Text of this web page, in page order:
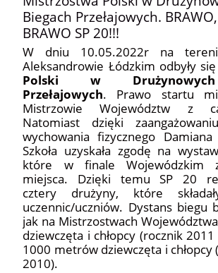
Biegach Przełajowych.
BRAWO SP 20!!!
W dniu 10.05.2022r na
Aleksandrowie Łódzkim odbyły się
Polski w
Przełajowych. Prawo startu
Mistrzowie Województw z
Natomiast dzięki
wychowania fizycznego
Szkoła uzyskała zgodę na
które w finale Wojewódzkim
miejsca. Dzięki temu SP 20
cztery drużyny, które
uczennic/uczniów. Dystans biegu
jak na Mistrzostwach
dziewczęta i chłopcy (rocznik
1000 metrów dziewczęta i chłopcy
2010).